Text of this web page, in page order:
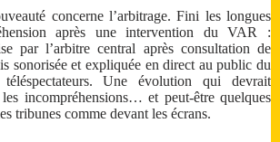
concerne l’arbitrage. Fini les longues
après une intervention du VAR :
par l’arbitre central après consultation de
sonorisée et expliquée en direct au public du
Une évolution qui devrait
incompréhensions… et peut-être quelques
tribunes comme devant les écrans.